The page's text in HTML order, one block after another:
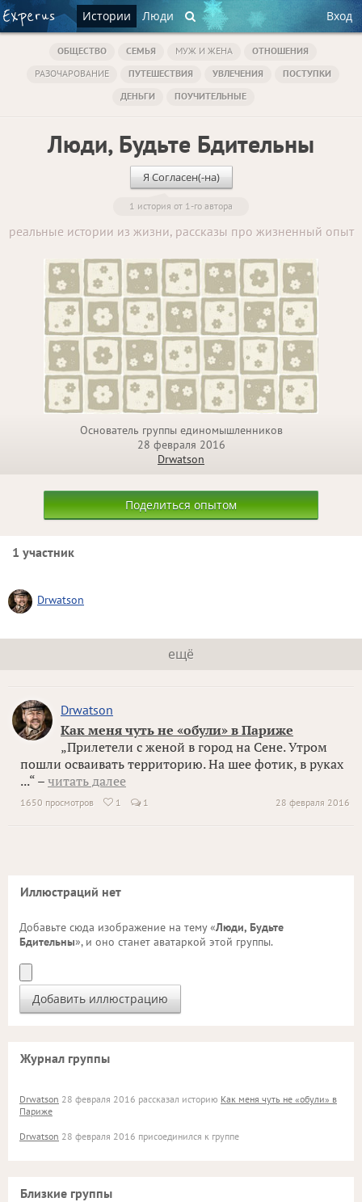
Истории Люди Вход
ОБЩЕСТВО СЕМЬЯ МУЖ И ЖЕНА
ОТНОШЕНИЯ
РАЗОЧАРОВАНИЕ
ПУТЕШЕСТВИЯ УВЛЕЧЕНИЯ
ПОСТУПКИ
ДЕНЬГИ
ПОУЧИТЕЛЬНЫЕ
Люди, Будьте Бдительны
Я Согласен(-на)
1 история от 1-го автора
реальные истории из жизни, рассказы про жизненный опыт
Основатель группы единомышленников
28 февраля 2016
Drwatson
Поделиться опытом
1 участник
Drwatson
ещё
Drwatson
Как меня чуть не «обули» в Париже
„Прилетели с женой в город на Сене. Утром
пошли осваивать территорию. На шее фотик, в руках
...“ – читать далее
28 февраля 2016
1650 просмотров  1 1
Иллюстраций нет
Добавьте сюда изображение на тему «Люди, Будьте
Бдительны», и оно станет аватаркой этой группы.
Журнал группы
Drwatson 28 февраля 2016 рассказал историю Как меня чуть не «обули» в
Париже
Drwatson 28 февраля 2016 присоединился к группе
Близкие группы